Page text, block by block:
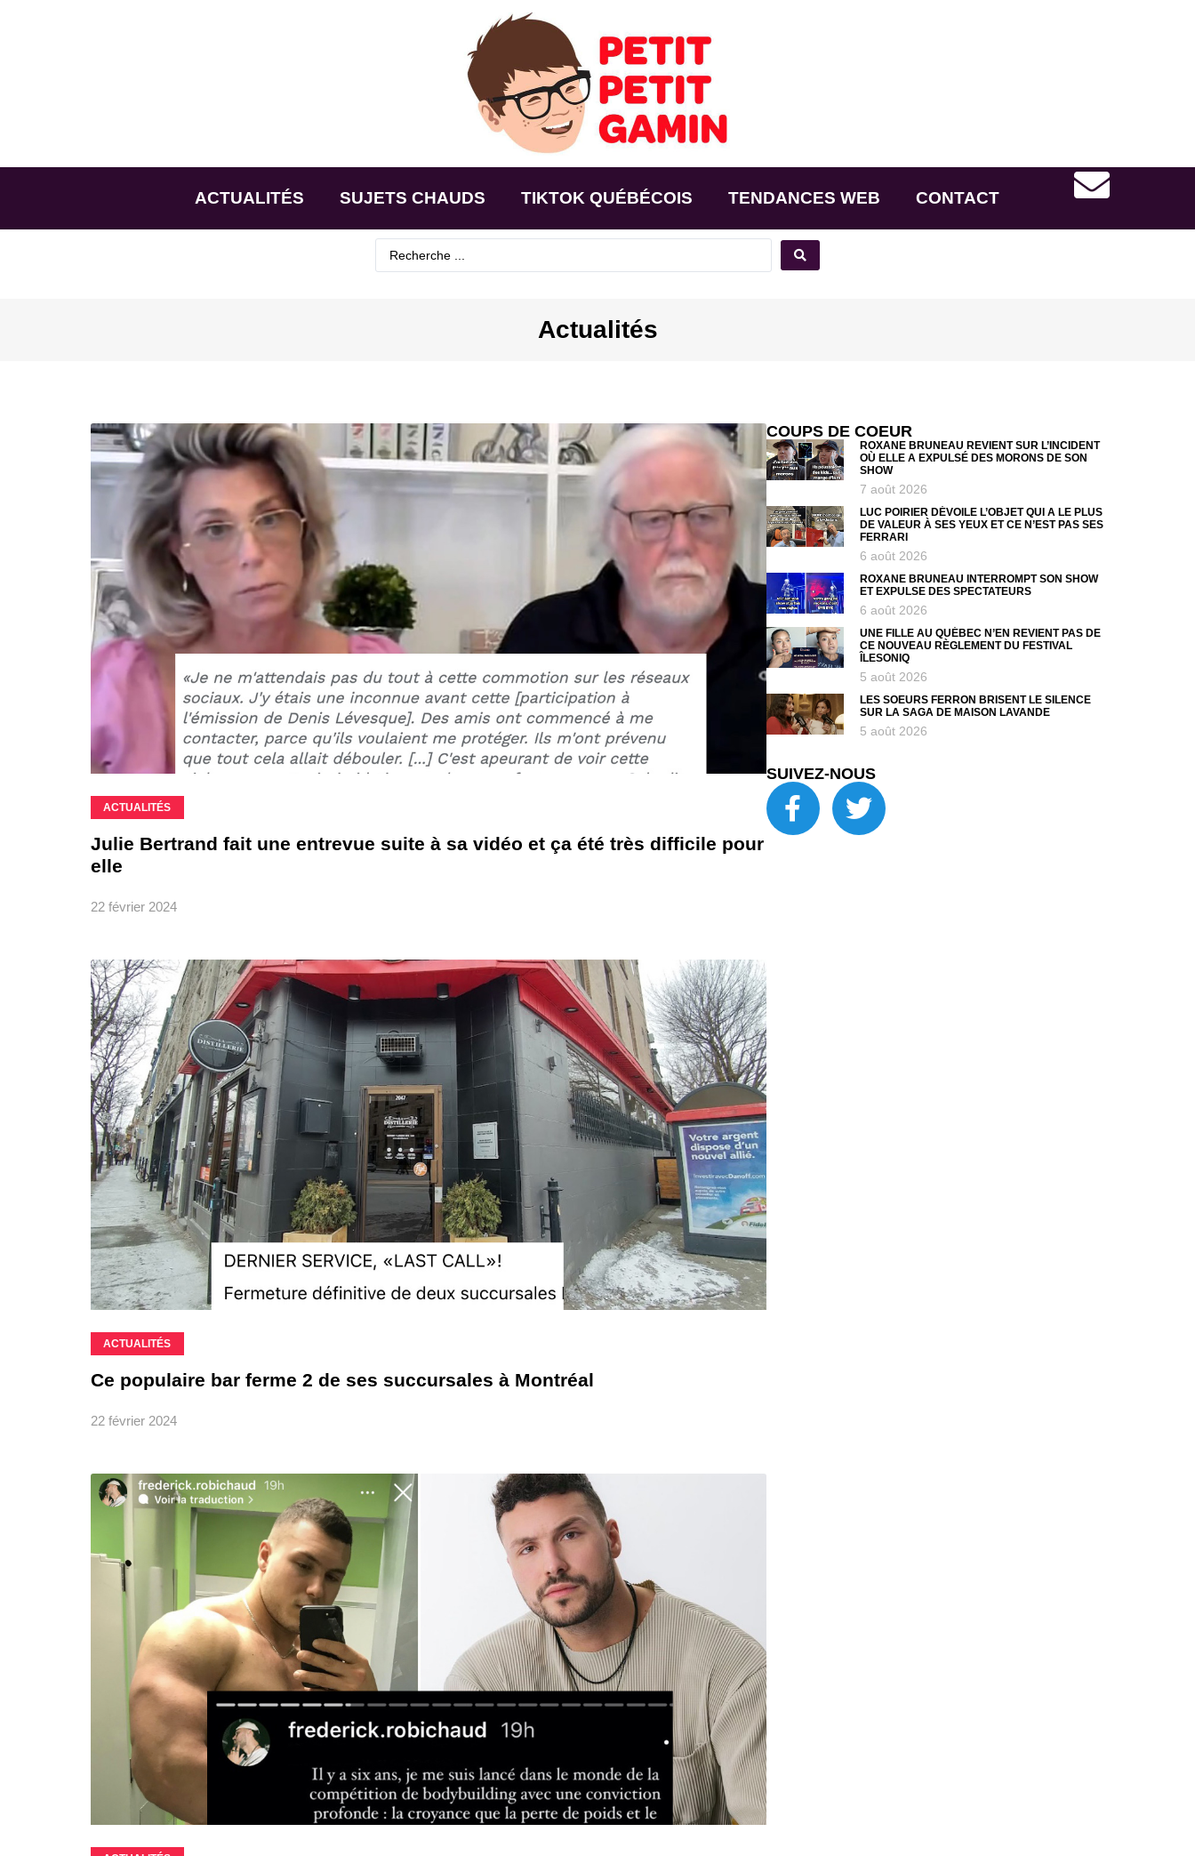
ACTUALITÉS SUJETS CHAUDS TIKTOK QUÉBÉCOIS TENDANCES WEB CONTACT
Actualités
ACTUALITÉS
Julie Bertrand fait une entrevue suite à sa vidéo et ça été très difficile pour
elle
22 février 2024
ACTUALITÉS
Ce populaire bar ferme 2 de ses succursales à Montréal
22 février 2024
COUPS DE COEUR
ROXANE BRUNEAU REVIENT SUR L’INCIDENT
OÙ ELLE A EXPULSÉ DES MORONS DE SON
SHOW
7 août 2026
LUC POIRIER DÉVOILE L’OBJET QUI A LE PLUS
DE VALEUR À SES YEUX ET CE N’EST PAS SES
FERRARI
6 août 2026
ROXANE BRUNEAU INTERROMPT SON SHOW
ET EXPULSE DES SPECTATEURS
6 août 2026
UNE FILLE AU QUÉBEC N’EN REVIENT PAS DE
CE NOUVEAU RÈGLEMENT DU FESTIVAL
ÎLESONIQ
5 août 2026
LES SOEURS FERRON BRISENT LE SILENCE
SUR LA SAGA DE MAISON LAVANDE
5 août 2026
SUIVEZ-NOUS